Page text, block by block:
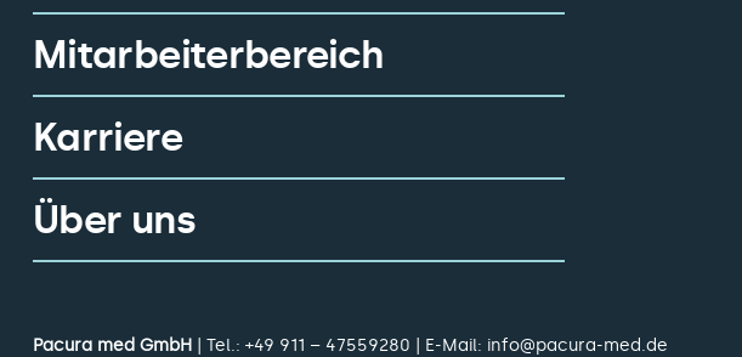
Mitarbeiterbereich
Karriere
Über uns
Pacura med GmbH | Tel.: +49 911 – 47559280 | E-Mail: info@pacura-med.de